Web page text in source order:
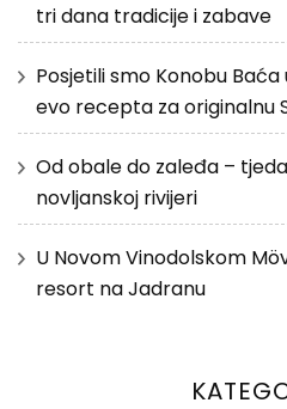
tri dana tradicije i zabave
Posjetili smo Konobu
evo recepta za originalnu
Od obale do zaleđa –
novljanskoj rivijeri
U Novom Vinodolskom
resort na Jadranu